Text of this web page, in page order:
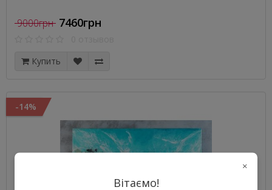
9000грн 7460грн
Купить
-14%
×
Вітаємо!